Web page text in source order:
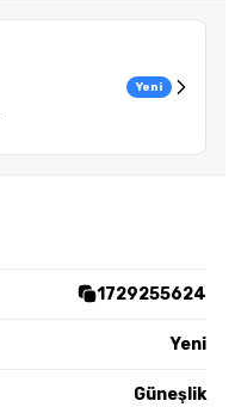
Yeni
1729255624
Yeni
Güneşlik